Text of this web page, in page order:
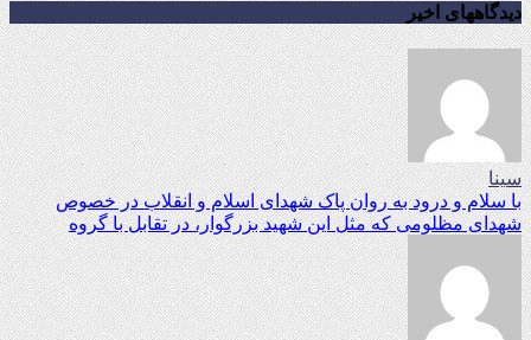
دیدگاههای اخیر
سینا
با سلام و درود به روان پاک شهدای اسلام و انقلاب در خصوص
شهدای مظلومی که مثل این شهید بزرگوار، در تقابل با گروه